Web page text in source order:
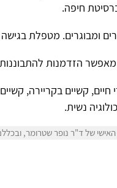
חיפה.
ומבוגרים. מטפלת בגישה
מאפשר הזדמנות
חיים, קשיים בקריירה,
נשית.
של ד"ר נופר שטרומר,